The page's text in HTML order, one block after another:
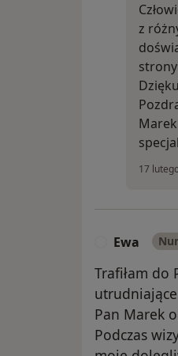
z
17
Ewa
Trafiłam do
Pan Marek
Podczas